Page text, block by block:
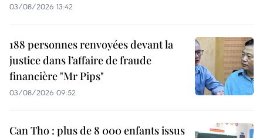
03/08/2026 13:42
188 personnes renvoyées devant la
justice dans l’affaire de fraude
financière "Mr Pips"
03/08/2026 09:52
Can Tho : plus de 8 000 enfants issus